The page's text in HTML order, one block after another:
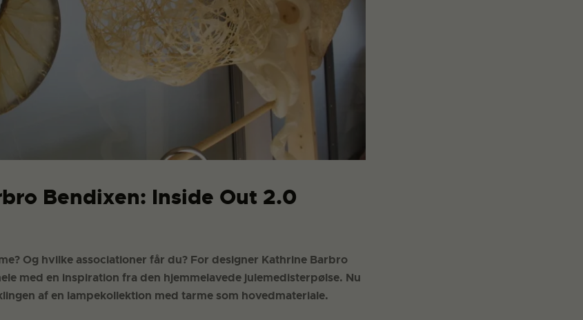
Bendixen: Inside Out 2.0
Og hvilke associationer får du? For designer Kathrine Barbro
med en inspiration fra den hjemmelavede julemedisterpølse. Nu
af en lampekollektion med tarme som hovedmateriale.